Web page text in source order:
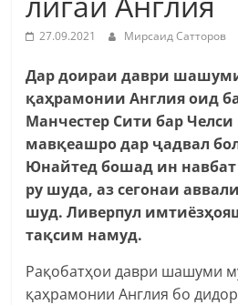
27.09.2021 Мирсаид Сатторов
Дар доираи даври
қаҳрамонии Англия оид
Манчестер Сити бар
мавқеашро дар ҷадвал
Юнайтед бошад ин навбат
ру шуда, аз сегонаи
шуд. Ливерпул
тақсим намуд.
Рақобатҳои даври шашуми
қаҳрамонии Англия бо